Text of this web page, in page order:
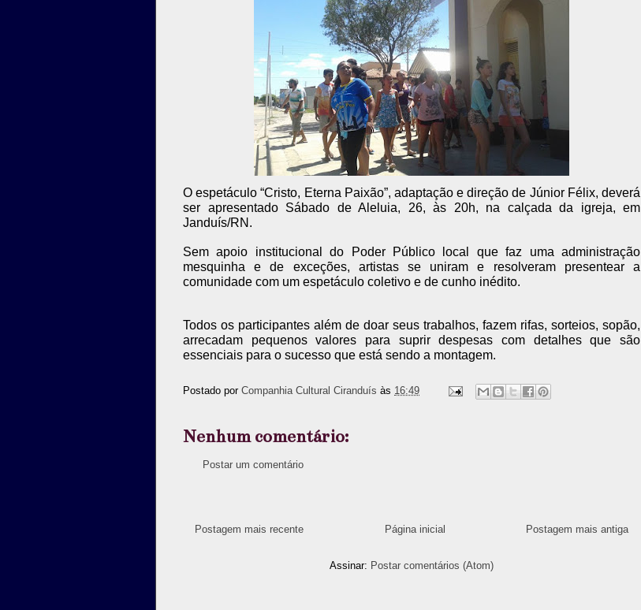
O espetáculo “Cristo, Eterna Paixão”, adaptação e direção de Júnior Félix, deverá
ser apresentado Sábado de Aleluia, 26, às 20h, na calçada da igreja, em
Janduís/RN.
Sem apoio institucional do Poder Público local que faz uma administração
mesquinha e de exceções, artistas se uniram e resolveram presentear a
comunidade com um espetáculo coletivo e de cunho inédito.
Todos os participantes além de doar seus trabalhos, fazem rifas, sorteios, sopão,
arrecadam pequenos valores para suprir despesas com detalhes que são
essenciais para o sucesso que está sendo a montagem.
Postado por Companhia Cultural Ciranduís às 16:49
Nenhum comentário:
Postar um comentário
Postagem mais recente Postagem mais antiga
Página inicial
Assinar: Postar comentários (Atom)